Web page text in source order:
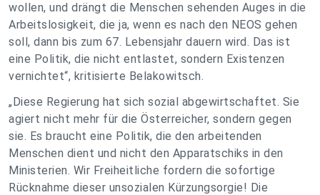
wollen, und drängt die Menschen sehenden Auges in die
Arbeitslosigkeit, die ja, wenn es nach den NEOS gehen
soll, dann bis zum 67. Lebensjahr dauern wird. Das ist
eine Politik, die nicht entlastet, sondern Existenzen
vernichtet“, kritisierte Belakowitsch.
„Diese Regierung hat sich sozial abgewirtschaftet. Sie
agiert nicht mehr für die Österreicher, sondern gegen
sie. Es braucht eine Politik, die den arbeitenden
Menschen dient und nicht den Apparatschiks in den
Ministerien. Wir Freiheitliche fordern die sofortige
Rücknahme dieser unsozialen Kürzungsorgie! Die